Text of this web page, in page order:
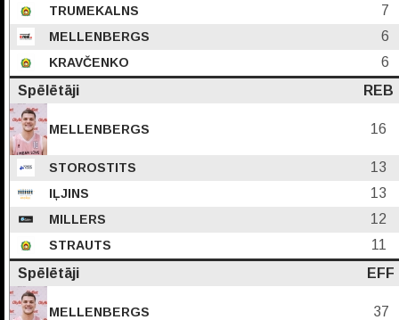
TRUMEKALNS 7
MELLENBERGS 6
KRAVČENKO
6
Spēlētāji
REB
MELLENBERGS 16
STOROSTITS 13
IĻJINS 13
MILLERS 12
STRAUTS
11
Spēlētāji
EFF
MELLENBERGS 37